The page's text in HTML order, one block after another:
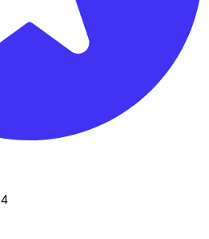
4